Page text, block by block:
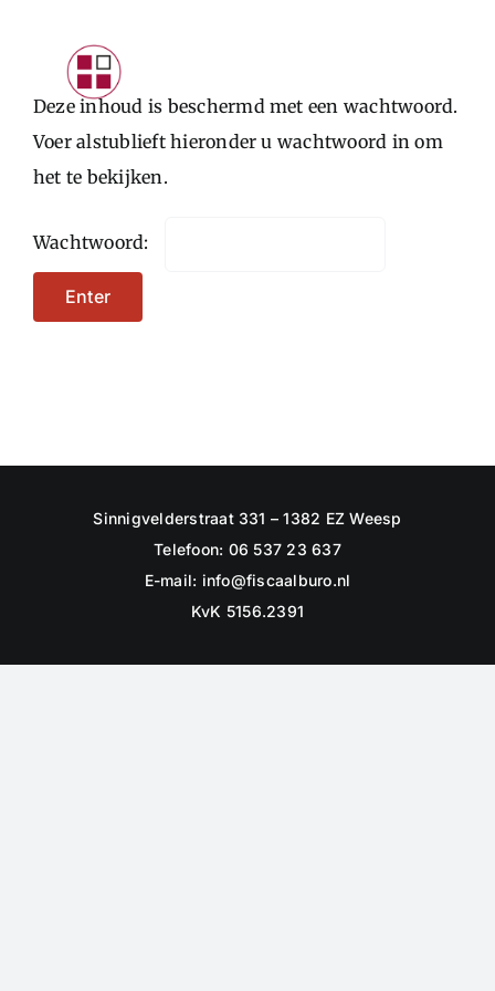
INTRODUCTIE
PARTICULIEREN
ONDERNEMERS
CONTACTFORMULIER
Deze inhoud is beschermd met een wachtwoord.
Voer alstublieft hieronder u wachtwoord in om
het te bekijken.
Wachtwoord:
Sinnigvelderstraat 331 – 1382 EZ Weesp
Telefoon: 06 537 23 637
E-mail: info@fiscaalburo.nl
KvK 5156.2391